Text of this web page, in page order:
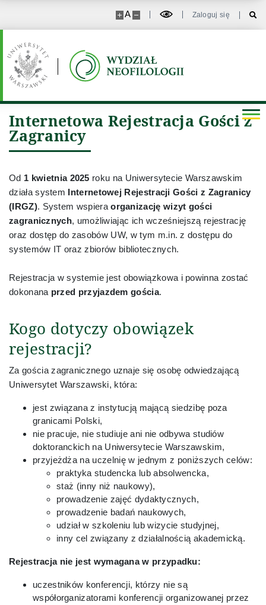
A Zaloguj się
Rzeczniczka
Dyrektor Administracyjna
Sekcja Ekonomiczno-Finansowa
Sekcja IT
Sekcja Obsługi Badań i Współpracy
Sekcja Promocji i Komunikacji
Sekcja Spraw Pracowniczych
Sekretariat Instytutów i Katedr
Sekretariat Kierownika Jednostki Dydaktycznej
Sekretariat Kierownika Jednostki Organizacyjnej
Rekrutacja
Kontakt
Internetowa Rejestracja Gości z
Zagranicy
Od 1 kwietnia 2025 roku na Uniwersytecie Warszawskim
działa system Internetowej Rejestracji Gości z Zagranicy
(IRGZ). System wspieraorganizację wizyt gości
zagranicznych, umożliwiając ich wcześniejszą rejestrację
oraz dostęp do zasobów UW, w tym m.in. z dostępu do
systemów IT oraz zbiorów bibliotecznych.
Rejestracja w systemie jest obowiązkowa i powinna zostać
dokonana przed przyjazdem gościa.
Kogo dotyczy obowiązek
rejestracji?
Za gościa zagranicznego uznaje się osobę odwiedzającą
Uniwersytet Warszawski, która:
jest związana z instytucją mającą siedzibę poza
granicami Polski,
nie pracuje, nie studiuje ani nie odbywa studiów
doktoranckich na Uniwersytecie Warszawskim,
przyjeżdża na uczelnię w jednym z poniższych celów:
praktyka studencka lub absolwencka,
staż (inny niż naukowy),
prowadzenie zajęć dydaktycznych,
prowadzenie badań naukowych,
udział w szkoleniu lub wizycie studyjnej,
inny cel związany z działalnością akademicką.
Rejestracja nie jest wymagana w przypadku:
uczestników konferencji, którzy nie są
współorganizatorami konferencji organizowanej przez